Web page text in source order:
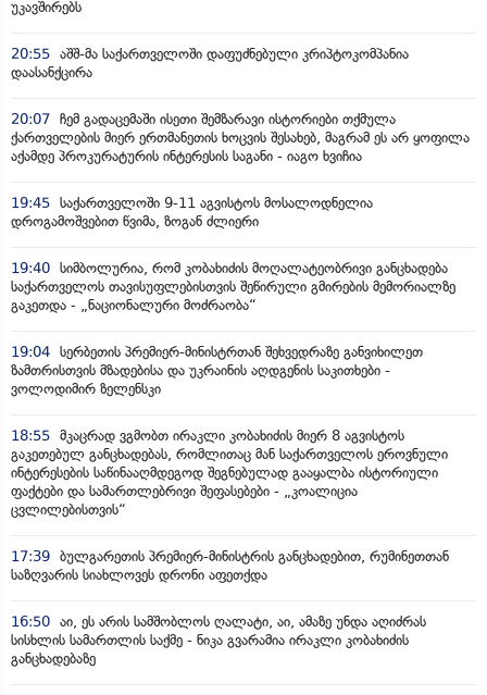
უკავშირებს
20:55 აშშ-მა საქართველოში დაფუძნებული კრიპტოკომპანია
დაასანქცირა
20:07 ჩემ გადაცემაში ისეთი შემზარავი ისტორიები თქმულა
ქართველების მიერ ერთმანეთის ხოცვის შესახებ, მაგრამ ეს არ ყოფილა
აქამდე პროკურატურის ინტერესის საგანი - იაგო ხვიჩია
19:45 საქართველოში 9-11 აგვისტოს მოსალოდნელია
დროგამოშვებით წვიმა, ზოგან ძლიერი
19:40 სიმბოლურია, რომ კობახიძის მოღალატეობრივი განცხადება
საქართველოს თავისუფლებისთვის შეწირული გმირების მემორიალზე
გაკეთდა - „ნაციონალური მოძრაობა“
19:04 სერბეთის პრემიერ-მინისტრთან შეხვედრაზე განვიხილეთ
ზამთრისთვის მზადებისა და უკრაინის აღდგენის საკითხები -
ვოლოდიმირ ზელენსკი
18:55 მკაცრად ვგმობთ ირაკლი კობახიძის მიერ 8 აგვისტოს
გაკეთებულ განცხადებას, რომლითაც მან საქართველოს ეროვნული
ინტერესების საწინააღმდეგოდ შეგნებულად გააყალბა ისტორიული
ფაქტები და სამართლებრივი შეფასებები - „კოალიცია
ცვლილებისთვის“
17:39 ბულგარეთის პრემიერ-მინისტრის განცხადებით, რუმინეთთან
საზღვარის სიახლოვეს დრონი აფეთქდა
16:50 აი, ეს არის სამშობლოს ღალატი, აი, ამაზე უნდა აღიძრას
სისხლის სამართლის საქმე - ნიკა გვარამია ირაკლი კობახიძის
განცხადებაზე